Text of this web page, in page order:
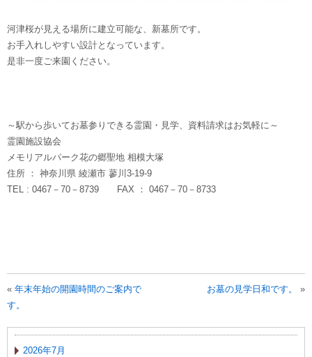
河津桜が見える場所に建立可能な、新墓所です。
お手入れしやすい設計となっています。
是非一度ご来園ください。
～駅から歩いてお墓参りできる霊園・見学、資料請求はお気軽に～
霊園施設協会
メモリアルパーク花の郷聖地 相模大塚
住所 ： 神奈川県 綾瀬市 蓼川3-19-9
TEL : 0467－70－8739 FAX ： 0467－70－8733
« 年末年始の開園時間のご案内で
す。
お墓の見学日和です。 »
2026年7月